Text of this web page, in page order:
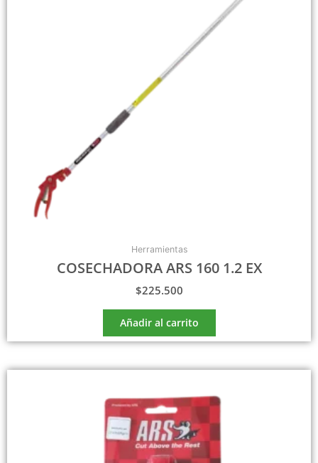
Herramientas
COSECHADORA ARS 160 1.2 EX
$225.500
Añadir al carrito